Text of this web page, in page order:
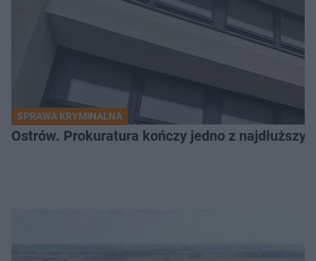
SPRAWA KRYMINALNA
Ostrów. Prokuratura kończy jedno z